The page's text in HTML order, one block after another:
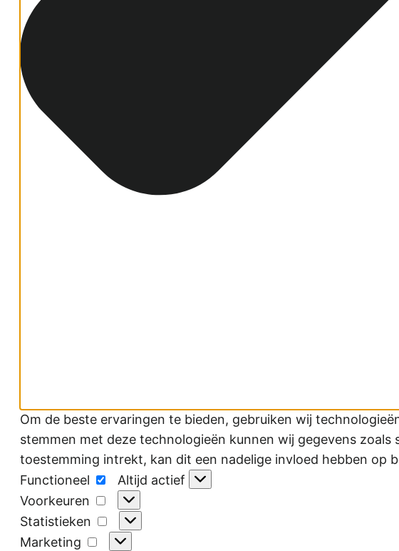
Om de beste ervaringen te bieden, gebruiken wij
stemmen met deze technologieën kunnen wij gegevens
toestemming intrekt, kan dit een nadelige invloed hebben op
Functioneel
Functioneel
Altijd actief
Voorkeuren
Voorkeuren
Statistieken
Statistieken
Marketing
Marketing